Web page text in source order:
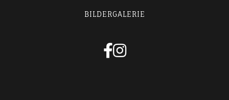
BILDERGALERIE
